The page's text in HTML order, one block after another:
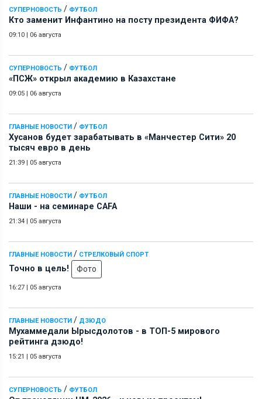
СУПЕРНОВОСТЬ / ФУТБОЛ
Кто заменит Инфантино на посту президента ФИФА?
09:10 | 06 августа
СУПЕРНОВОСТЬ / ФУТБОЛ
«ПСЖ» открыл академию в Казахстане
09:05 | 06 августа
ГЛАВНЫЕ НОВОСТИ / ФУТБОЛ
Хусанов будет зарабатывать в «Манчестер Сити» 20
тысяч евро в день
21:39 | 05 августа
ГЛАВНЫЕ НОВОСТИ / ФУТБОЛ
Наши - на семинаре СAFA
21:34 | 05 августа
ГЛАВНЫЕ НОВОСТИ / СТРЕЛКОВЫЙ СПОРТ
Точно в цель! Фото
16:27 | 05 августа
ГЛАВНЫЕ НОВОСТИ / ДЗЮДО
Мухаммедали Ырысдолотов - в ТОП-5 мирового
рейтинга дзюдо!
15:21 | 05 августа
СУПЕРНОВОСТЬ / ФУТБОЛ